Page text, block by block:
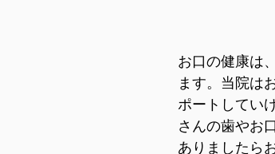
お口の健康は
ます。当院は
ポートしてい
さんの歯やお
ありましたら